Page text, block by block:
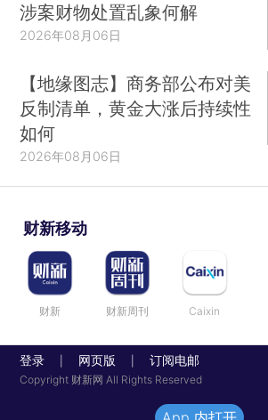
涉案财物处置乱象何解
2026年08月06日
【地缘图志】商务部公布对美
反制清单，黄金大涨后持续性
如何
2026年08月06日
财新移动
财新 财新周刊 Caixin
登录 网页版 订阅电邮
Copyright 财新网 All Rights Reserved